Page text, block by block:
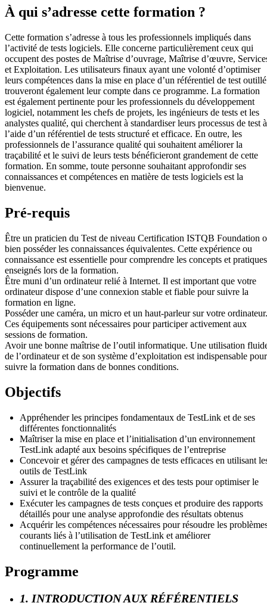
À qui s’adresse cette formation ?
Cette formation s’adresse à tous les professionnels impliqués dans
l’activité de tests logiciels. Elle concerne particulièrement ceux qui
occupent des postes de Maîtrise d’ouvrage, Maîtrise d’œuvre,
et Exploitation. Les utilisateurs finaux ayant une volonté d’optimiser
leurs compétences dans la mise en place d’un référentiel de test outillé
trouveront également leur compte dans ce programme. La formation
est également pertinente pour les professionnels du développement
logiciel, notamment les chefs de projets, les ingénieurs de tests et les
analystes qualité, qui cherchent à standardiser leurs processus de test à
l’aide d’un référentiel de tests structuré et efficace. En outre, les
professionnels de l’assurance qualité qui souhaitent améliorer la
traçabilité et le suivi de leurs tests bénéficieront grandement de cette
formation. En somme, toute personne souhaitant approfondir ses
connaissances et compétences en matière de tests logiciels est la
bienvenue.
Pré-requis
Être un praticien du Test de niveau Certification ISTQB Foundation
bien posséder les connaissances équivalentes. Cette expérience ou
connaissance est essentielle pour comprendre les concepts et pratiques
enseignés lors de la formation.
Être muni d’un ordinateur relié à Internet. Il est important que votre
ordinateur dispose d’une connexion stable et fiable pour suivre la
formation en ligne.
Posséder une caméra, un micro et un haut-parleur sur votre ordinateur.
Ces équipements sont nécessaires pour participer activement aux
sessions de formation.
Avoir une bonne maîtrise de l’outil informatique. Une utilisation
de l’ordinateur et de son système d’exploitation est indispensable pour
suivre la formation dans de bonnes conditions.
Objectifs
Appréhender les principes fondamentaux de TestLink et de ses
différentes fonctionnalités
Maîtriser la mise en place et l’initialisation d’un environnement
TestLink adapté aux besoins spécifiques de l’entreprise
Concevoir et gérer des campagnes de tests efficaces en utilisant
outils de TestLink
Assurer la traçabilité des exigences et des tests pour optimiser le
suivi et le contrôle de la qualité
Exécuter les campagnes de tests conçues et produire des rapports
détaillés pour une analyse approfondie des résultats obtenus
Acquérir les compétences nécessaires pour résoudre les
courants liés à l’utilisation de TestLink et améliorer
continuellement la performance de l’outil.
Programme
1. INTRODUCTION AUX RÉFÉRENTIELS